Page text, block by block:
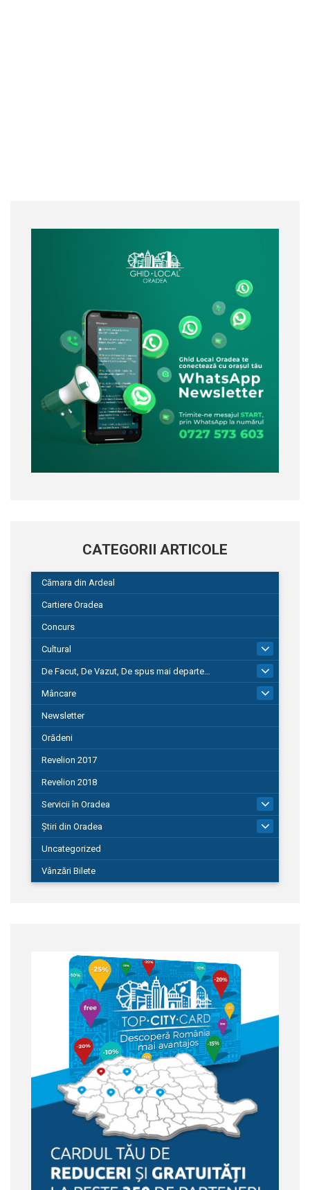
CATEGORII ARTICOLE
Cămara din Ardeal
Cartiere Oradea
Concurs
Cultural
De Facut, De Vazut, De spus mai departe…
580
Mâncare
Newsletter
Orădeni
Revelion 2017
Revelion 2018
Servicii în Oradea
Știri din Oradea
Uncategorized
Vânzări Bilete